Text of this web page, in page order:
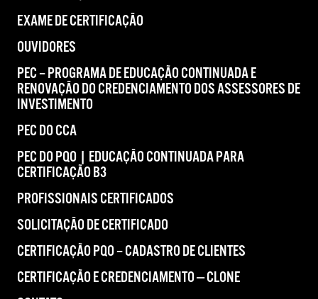
EXAME DE CERTIFICAÇÃO
OUVIDORES
PEC – PROGRAMA DE EDUCAÇÃO CONTINUADA E
RENOVAÇÃO DO CREDENCIAMENTO DOS ASSESSORES DE
INVESTIMENTO
PEC DO CCA
PEC DO PQO | EDUCAÇÃO CONTINUADA PARA
CERTIFICAÇÃO B3
PROFISSIONAIS CERTIFICADOS
SOLICITAÇÃO DE CERTIFICADO
CERTIFICAÇÃO PQO – CADASTRO DE CLIENTES
CERTIFICAÇÃO E CREDENCIAMENTO — CLONE